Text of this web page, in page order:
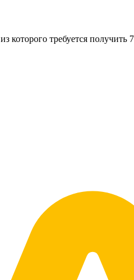
которого требуется получить